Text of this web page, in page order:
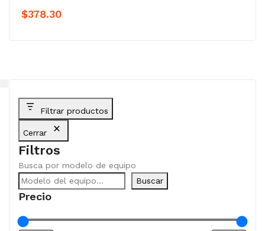
$378.30
Filtrar productos
Cerrar
Filtros
Busca por modelo de equipo
Buscar
Precio